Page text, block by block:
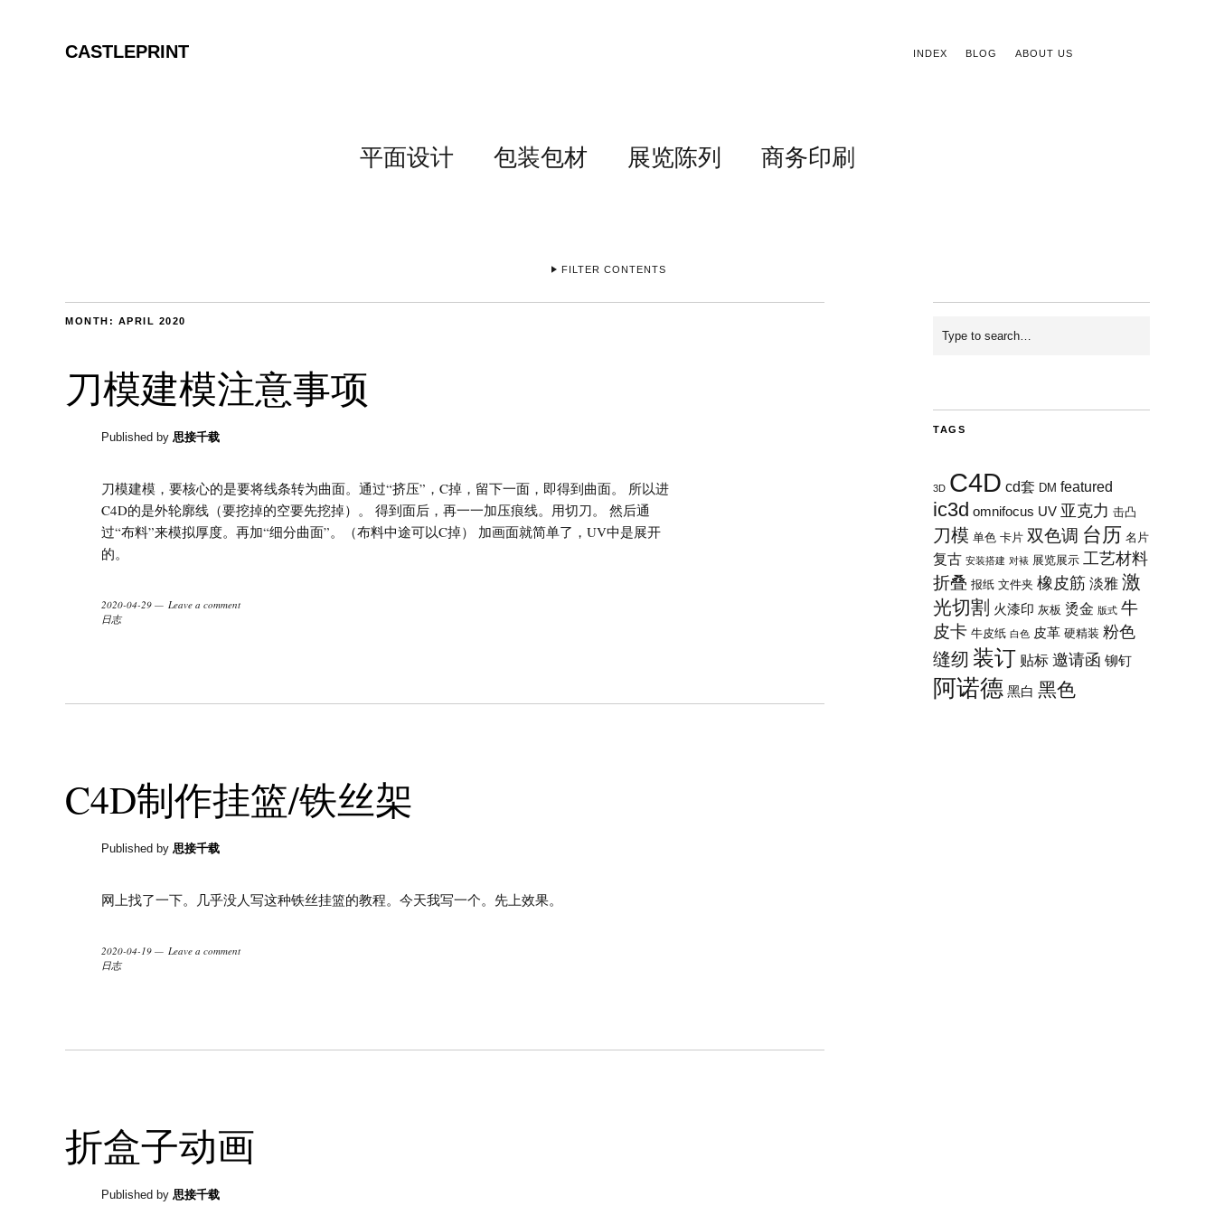
INDEX BLOG ABOUT US
CASTLEPRINT
平面设计 包装包材 展览陈列 商务印刷
FILTER CONTENTS
MONTH: APRIL 2020
刀模建模注意事项
Published by 思接千载
刀模建模，要核心的是要将线条转为曲面。通过“挤压”，C掉，留下一面，即得到曲面。 所以进
C4D的是外轮廓线（要挖掉的空要先挖掉）。 得到面后，再一一加压痕线。用切刀。 然后通
过“布料”来模拟厚度。再加“细分曲面”。（布料中途可以C掉） 加画面就简单了，UV中是展开
的。
2020-04-29
Leave a comment
日志
C4D制作挂篮/铁丝架
Published by 思接千载
网上找了一下。几乎没人写这种铁丝挂篮的教程。今天我写一个。先上效果。
2020-04-19
Leave a comment
日志
折盒子动画
Published by 思接千载
TAGS
3D C4D cd套 DM featured
ic3d omnifocus UV 亚克力 击凸
刀模 单色 卡片 双色调 台历 名片
复古 安装搭建 对裱 展览展示 工艺材料
折叠 报纸 文件夹 橡皮筋 淡雅 激
光切割 火漆印 灰板 烫金 版式 牛
皮卡 牛皮纸 白色 皮革 硬精装 粉色
缝纫 装订 贴标 邀请函 铆钉
阿诺德 黑白 黑色